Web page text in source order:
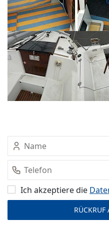
Ich akzeptiere die